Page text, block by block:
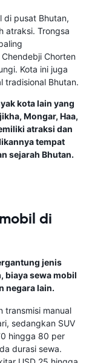
di pusat Bhutan,
atraksi. Trongsa
Chorten
Kota ini juga
tradisional Bhutan.
kota lain yang
Mongar, Haa,
atraksi dan
tempat
sejarah Bhutan.
di
jenis
biaya sewa mobil
negara lain.
transmisi manual
sedangkan SUV
hingga 80 per
durasi sewa.